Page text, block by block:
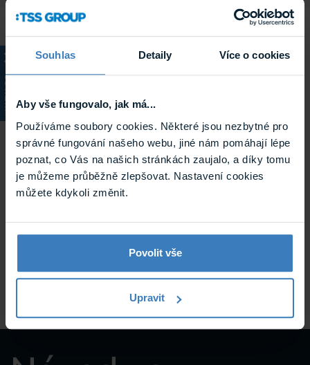
Souhlas Detaily Více o cookies
Aby vše fungovalo, jak má...
Používáme soubory cookies. Některé jsou nezbytné pro
správné fungování našeho webu, jiné nám pomáhají lépe
poznat, co Vás na našich stránkách zaujalo, a díky tomu
je můžeme průběžně zlepšovat. Nastavení cookies
můžete kdykoli změnit.
Povolit vše
Upravit
KATALOG
Související
Dahua PFA100 nástavec k držáku
Nástavec pro montáž na stěnu s držákem PFB300s,
montáž na strop s PFB300C, pro kamery IPC-HDBW5100P,
HDB5302P
Skladem
PFA100